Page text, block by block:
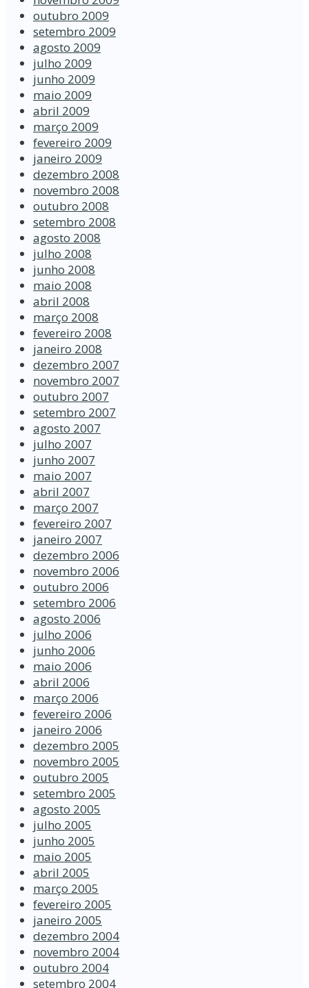
outubro 2009
setembro 2009
agosto 2009
julho 2009
junho 2009
maio 2009
abril 2009
março 2009
fevereiro 2009
janeiro 2009
dezembro 2008
novembro 2008
outubro 2008
setembro 2008
agosto 2008
julho 2008
junho 2008
maio 2008
abril 2008
março 2008
fevereiro 2008
janeiro 2008
dezembro 2007
novembro 2007
outubro 2007
setembro 2007
agosto 2007
julho 2007
junho 2007
maio 2007
abril 2007
março 2007
fevereiro 2007
janeiro 2007
dezembro 2006
novembro 2006
outubro 2006
setembro 2006
agosto 2006
julho 2006
junho 2006
maio 2006
abril 2006
março 2006
fevereiro 2006
janeiro 2006
dezembro 2005
novembro 2005
outubro 2005
setembro 2005
agosto 2005
julho 2005
junho 2005
maio 2005
abril 2005
março 2005
fevereiro 2005
janeiro 2005
dezembro 2004
novembro 2004
outubro 2004
setembro 2004